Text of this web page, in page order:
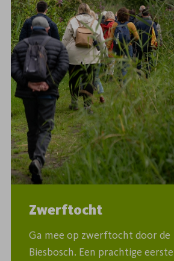
Zwerftocht
Ga mee op zwerftocht door de
Biesbosch. Een prachtige eerste